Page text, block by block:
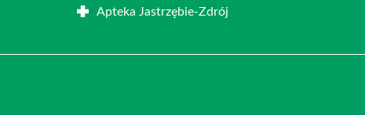
Apteka Jastrzębie-Zdrój